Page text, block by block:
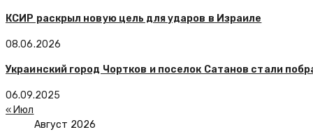
КСИР раскрыл новую цель для ударов в Израиле
08.06.2026
Украинский город Чортков и поселок Сатанов стали
06.09.2025
« Июл
Август 2026